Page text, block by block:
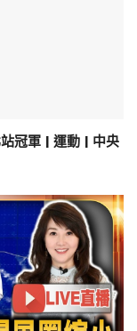
冠軍 | 運動 | 中央